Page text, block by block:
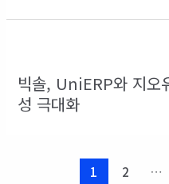
빅솔, UniERP와 지오
성 극대화
1 2 …